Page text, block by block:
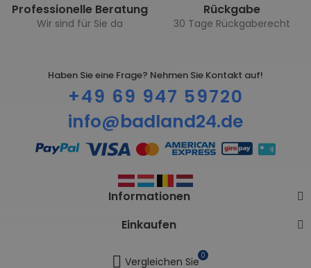
Professionelle Beratung
Wir sind für Sie da
Rückgabe
30 Tage Rückgaberecht
Haben Sie eine Frage? Nehmen Sie Kontakt auf!
+49 69 947 59720
info@badland24.de
Informationen
Einkaufen
Vergleichen Sie 0